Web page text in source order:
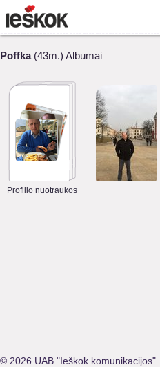
Poffka(43m.) Albumai
Profilio nuotraukos
© 2026 UAB "Ieškok